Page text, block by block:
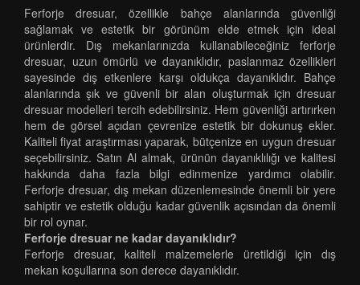
Ferforje dresuar, özellikle bahçe alanlarında güvenliği
sağlamak ve estetik bir görünüm elde etmek için ideal
ürünlerdir. Dış mekanlarınızda kullanabileceğiniz ferforje
dresuar, uzun ömürlü ve dayanıklıdır, paslanmaz özellikleri
sayesinde dış etkenlere karşı oldukça dayanıklıdır. Bahçe
alanlarında şık ve güvenli bir alan oluşturmak için dresuar
dresuar modelleri tercih edebilirsiniz. Hem güvenliği artırırken
hem de görsel açıdan çevrenize estetik bir dokunuş ekler.
Kaliteli fiyat araştırması yaparak, bütçenize en uygun dresuar
seçebilirsiniz. Satın Al almak, ürünün dayanıklılığı ve kalitesi
hakkında daha fazla bilgi edinmenize yardımcı olabilir.
Ferforje dresuar, dış mekan düzenlemesinde önemli bir yere
sahiptir ve estetik olduğu kadar güvenlik açısından da önemli
bir rol oynar.
Ferforje dresuar ne kadar dayanıklıdır?
Ferforje dresuar, kaliteli malzemelerle üretildiği için dış
mekan koşullarına son derece dayanıklıdır.